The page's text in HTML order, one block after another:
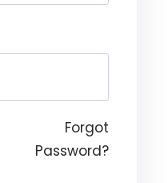
Forgot
Password?